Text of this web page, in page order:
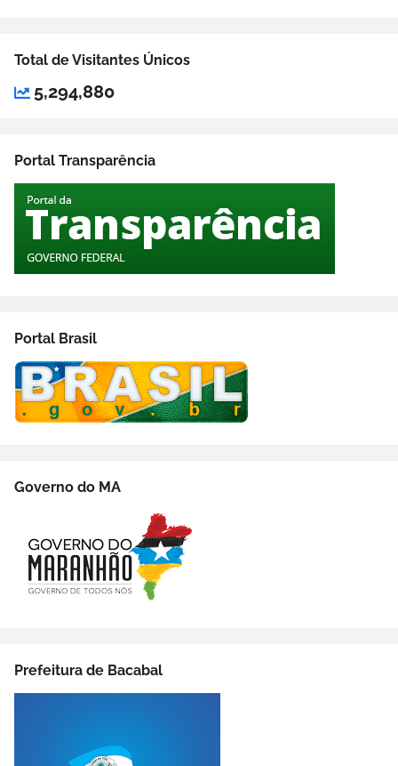
Total de Visitantes Únicos
5,294,880
Portal Transparência
Portal Brasil
Governo do MA
Prefeitura de Bacabal